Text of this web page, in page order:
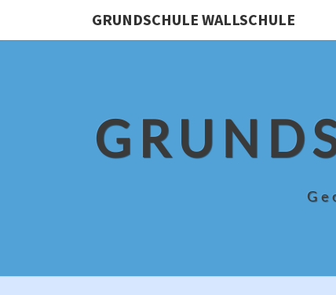
GRUNDSCHULE WALLSCHULE